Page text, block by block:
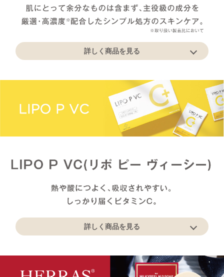
詳しく商品を見る
詳しく商品を見る